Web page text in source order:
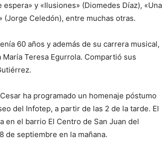
y «Ilusiones» (Diomedes Díaz), «Una
(Jorge Celedón), entre muchas otras.
60 años y además de su carrera musical,
Teresa Egurrola. Compartió sus
ha programado un homenaje póstumo
del Infotep, a partir de las 2 de la tarde. El
en el barrio El Centro de San Juan del
de septiembre en la mañana.